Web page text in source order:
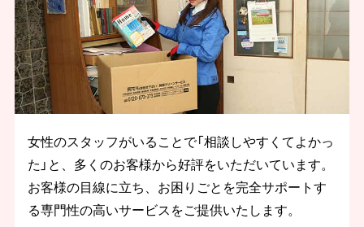
女性のスタッフがいることで「相談しやすくてよかっ
た」と、多くのお客様から好評をいただいています。
お客様の目線に立ち、お困りごとを完全サポートす
る専門性の高いサービスをご提供いたします。